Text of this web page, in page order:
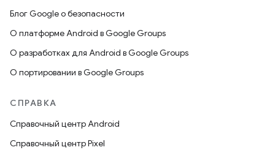
Блог Google о безопасности
О платформе Android в Google Groups
О разработках для Android в Google Groups
О портировании в Google Groups
СПРАВКА
Справочный центр Android
Справочный центр Pixel